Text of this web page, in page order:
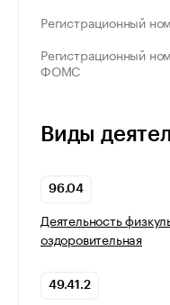
Регистрационный
Регистрационный
ФОМС
Виды
96.04
Деятельность
оздоровительная
49.41.2